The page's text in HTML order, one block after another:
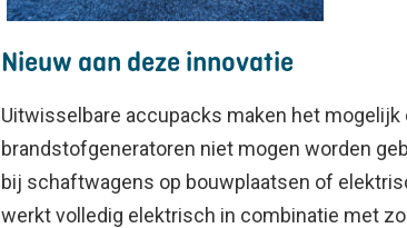
Nieuw aan deze innovatie
Uitwisselbare accupacks maken het
brandstofgeneratoren niet mogen worden
bij schaftwagens op bouwplaatsen of
werkt volledig elektrisch in combinatie met